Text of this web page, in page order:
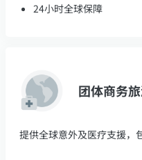
24小时全球保障
团体商务
提供全球意外及医疗支援，